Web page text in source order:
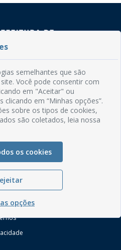
Centro
PB
2246
das 08h às 13h
semelhantes que são
Você pode consentir com
em "Aceitar" ou
clicando em “Minhas opções”.
sobre os tipos de cookies,
são coletados, leia nossa
os cookies
opções